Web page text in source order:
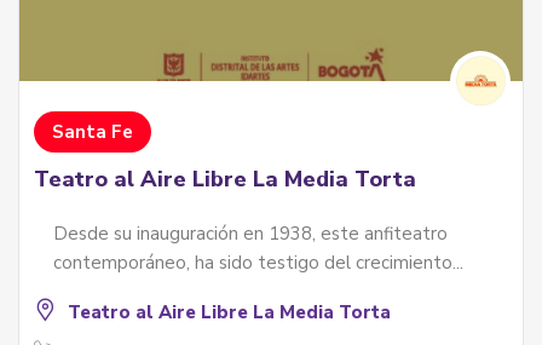
Santa Fe
Teatro al Aire Libre La Media Torta
Desde su inauguración en 1938, este anfiteatro
contemporáneo, ha sido testigo del crecimiento...
Teatro al Aire Libre La Media Torta